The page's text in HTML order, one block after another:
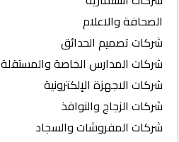
الصحافة والاعلام
شركات تصميم الحدائق
شركات المدارس الخاصة والمستقلة
شركات الاجهزة الإلكترونية
شركات الزجاج والنوافذ
شركات المفروشات والسجاد